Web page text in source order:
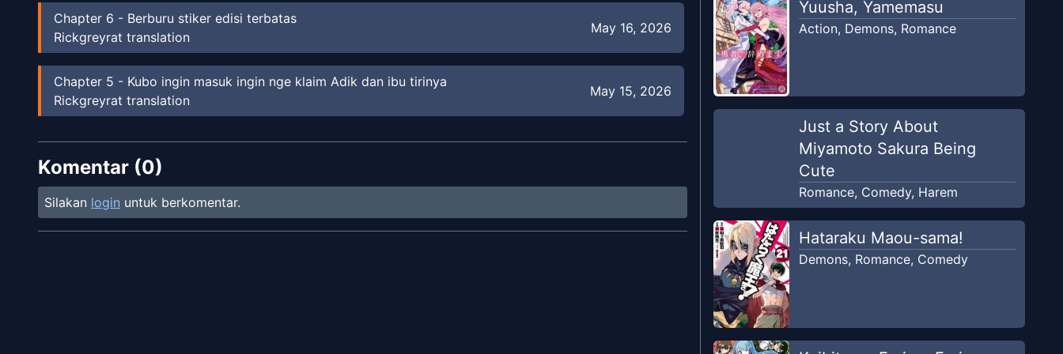
Chapter 6 - Berburu stiker edisi terbatas
Rickgreyrat translation
May 16, 2026
Chapter 5 - Kubo ingin masuk ingin nge klaim Adik dan ibu tirinya
Rickgreyrat translation
May 15, 2026
Chapter4-Kanae Terjebak bersama kubo
Rickgreyrat translation
Chapter3-Arai Kanae Merajuk
May 12, 2026
Komentar (0)
Silakan login untuk berkomentar.
Yuusha, Yamemasu
Action, Demons, Romance
Just a Story About
Miyamoto Sakura Being
Cute
Romance, Comedy, Harem
Hataraku Maou-sama!
Demons, Romance, Comedy